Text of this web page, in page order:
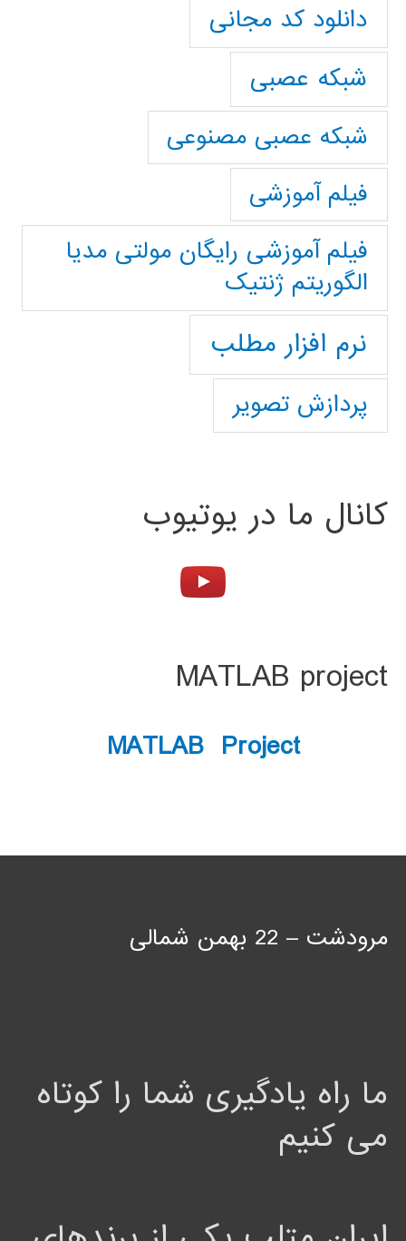
دانلود کد مجانی
شبکه عصبی
شبکه عصبی مصنوعی
فیلم آموزشی
فیلم آموزشی رایگان مولتی مدیا
الگوریتم ژنتیک
نرم افزار مطلب
پردازش تصویر
کانال ما در یوتیوب
MATLAB project
MATLAB Project
مرودشت – 22 بهمن شمالی
ما راه یادگیری شما را کوتاه
می کنیم